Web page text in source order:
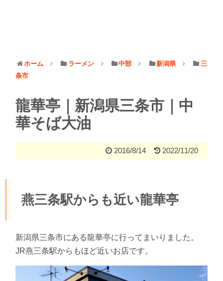
ホーム ラーメン 中部 新潟県
三
条市
龍華亭｜新潟県三条市｜中
華そば大油
2016/8/14 2022/11/20
燕三条駅からも近い龍華亭
新潟県三条市にある龍華亭に行ってまいりました。
JR燕三条駅からもほど近いお店です。